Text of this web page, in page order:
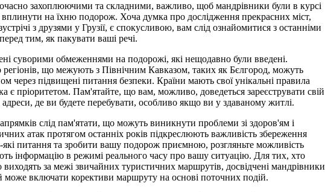
захоплюючими та складними, важливо, щоб мандрівники були в курсі
на їхню подорож. Хоча думка про дослідження прекрасних міст,
з друзями у Грузії, є спокусливою, вам слід ознайомитися з останніми
тим, як пакувати ваші речі.
суворими обмеженнями на подорожі, які нещодавно були введені.
регіонів, що межують з Північним Кавказом, таких як Бєлгород, можуть
через підвищені питання безпеки. Країни мають свої унікальні правила
є пріоритетом. Пам'ятайте, що вам, можливо, доведеться зареєструвати свій
де ви будете перебувати, особливо якщо ви у здаваному житлі.
слід пам'ятати, що можуть виникнути проблеми зі здоров'ям і
атак протягом останніх років підкреслюють важливість збереження
питання та зробити вашу подорож приємною, розгляньте можливість
інформацію в режимі реального часу про вашу ситуацію. Для тих, хто
за межі звичайних туристичних маршрутів, досвідчені мандрівники
може включати корективи маршруту на основі поточних подій.